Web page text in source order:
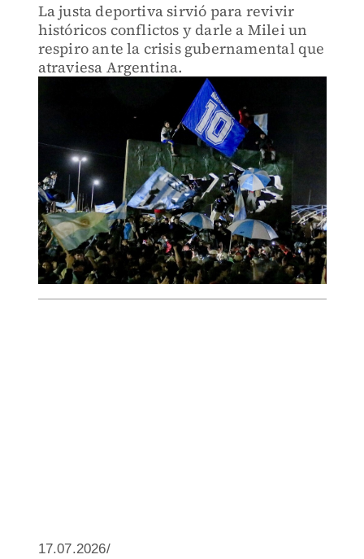
La justa deportiva sirvió para revivir
históricos conflictos y darle a Milei un
respiro ante la crisis gubernamental que
atraviesa Argentina.
17.07.2026/